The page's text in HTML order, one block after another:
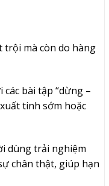
trội mà còn do hàng
bài tập “dừng –
tinh sớm hoặc
dùng trải nghiệm
chân thật, giúp hạn